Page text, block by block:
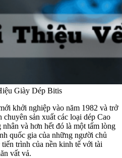
Giày Dép Bitis
khởi nghiệp vào năm 1982 và trở
sản xuất các loại dép Cao
và hơn hết đó là một tấm lòng
quốc gia của những người chủ
trình của nền kinh tế với tài
vất vả.